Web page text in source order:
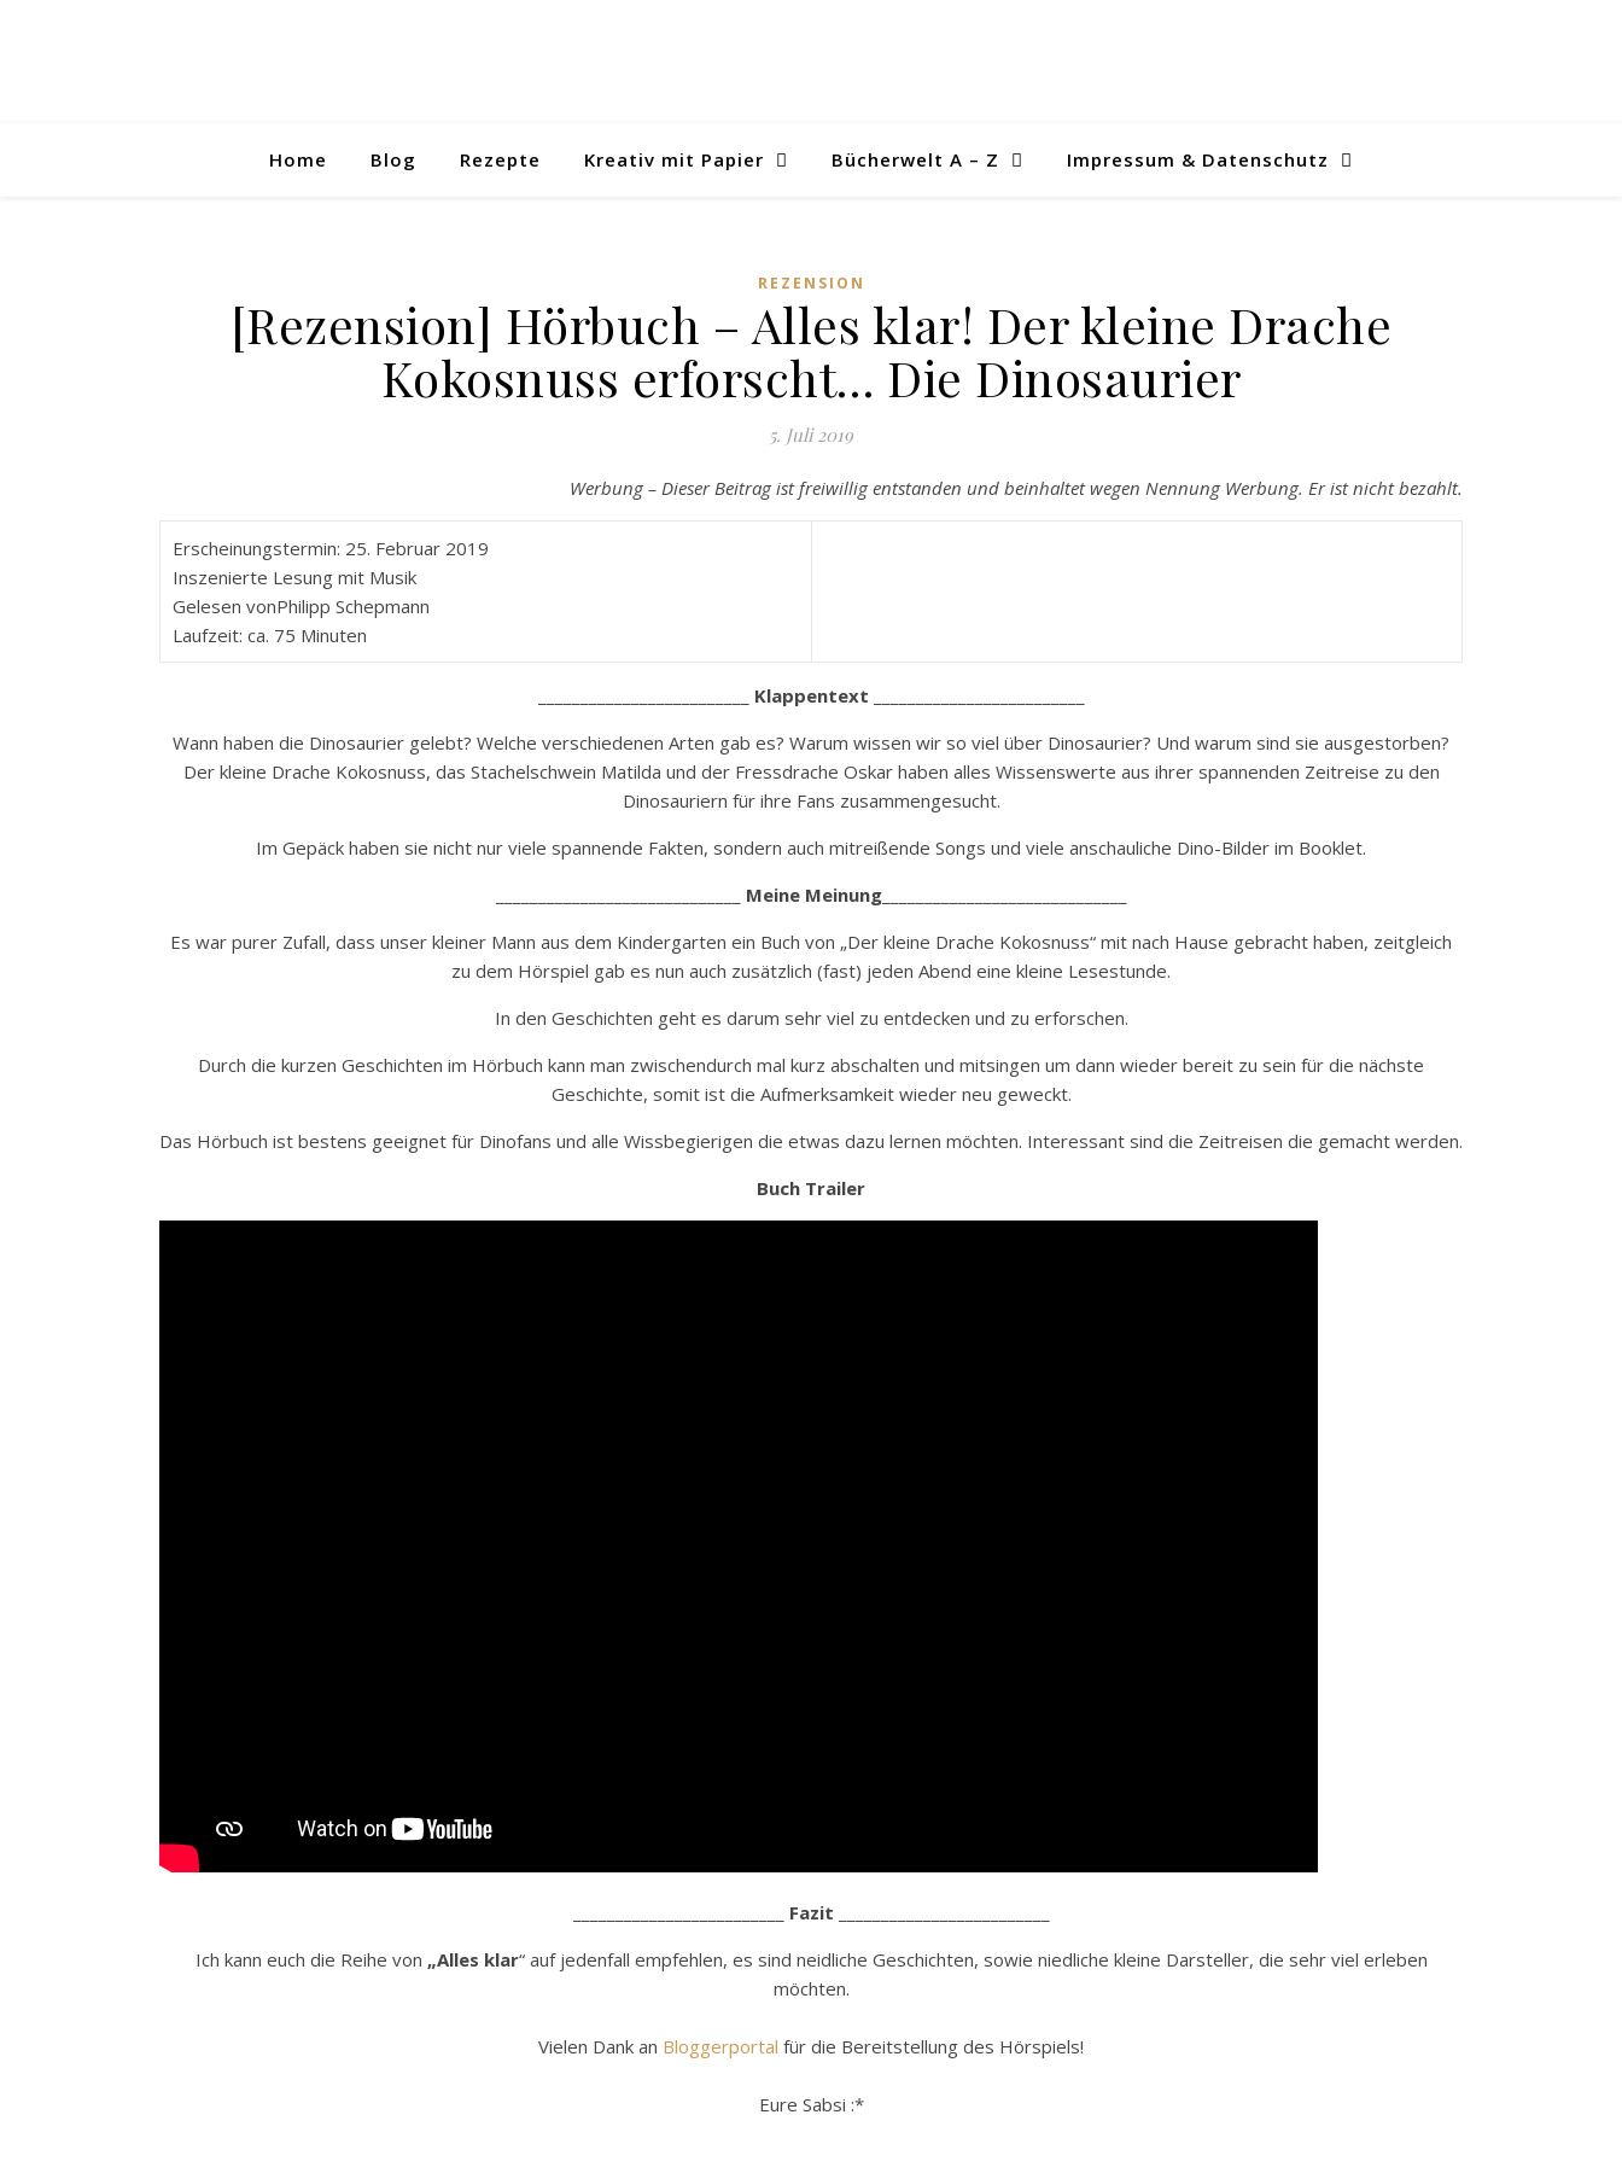
Home Blog Rezepte Kreativ mit Papier Bücherwelt A – Z Impressum & Datenschutz
REZENSION
[Rezension] Hörbuch – Alles klar! Der kleine Drache
Kokosnuss erforscht… Die Dinosaurier
5. Juli 2019
Werbung – Dieser Beitrag ist freiwillig entstanden und beinhaltet wegen Nennung Werbung. Er ist nicht bezahlt.
Erscheinungstermin: 25. Februar 2019
Inszenierte Lesung mit Musik
Gelesen vonPhilipp Schepmann
Laufzeit: ca. 75 Minuten
Klappentext
Wann haben die Dinosaurier gelebt? Welche verschiedenen Arten gab es? Warum wissen wir so viel über Dinosaurier? Und warum sind sie ausgestorben?
Der kleine Drache Kokosnuss, das Stachelschwein Matilda und der Fressdrache Oskar haben alles Wissenswerte aus ihrer spannenden Zeitreise zu den
Dinosauriern für ihre Fans zusammengesucht.
Im Gepäck haben sie nicht nur viele spannende Fakten, sondern auch mitreißende Songs und viele anschauliche Dino-Bilder im Booklet.
Meine Meinung_____________________________
Es war purer Zufall, dass unser kleiner Mann aus dem Kindergarten ein Buch von „Der kleine Drache Kokosnuss“ mit nach Hause gebracht haben, zeitgleich
zu dem Hörspiel gab es nun auch zusätzlich (fast) jeden Abend eine kleine Lesestunde.
In den Geschichten geht es darum sehr viel zu entdecken und zu erforschen.
Durch die kurzen Geschichten im Hörbuch kann man zwischendurch mal kurz abschalten und mitsingen um dann wieder bereit zu sein für die nächste
Geschichte, somit ist die Aufmerksamkeit wieder neu geweckt.
Das Hörbuch ist bestens geeignet für Dinofans und alle Wissbegierigen die etwas dazu lernen möchten. Interessant sind die Zeitreisen die gemacht werden.
Buch Trailer
Fazit
Ich kann euch die Reihe von „Alles klar“ auf jedenfall empfehlen, es sind neidliche Geschichten, sowie niedliche kleine Darsteller, die sehr viel erleben
möchten.
Vielen Dank an Bloggerportal für die Bereitstellung des Hörspiels!
Eure Sabsi :*